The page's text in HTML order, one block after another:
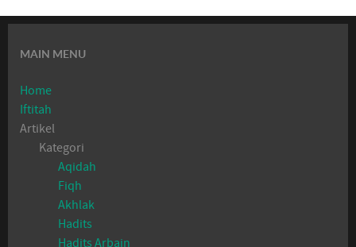
MAIN MENU
Home
Iftitah
Artikel
Kategori
Aqidah
Fiqh
Akhlak
Hadits
Hadits Arbain